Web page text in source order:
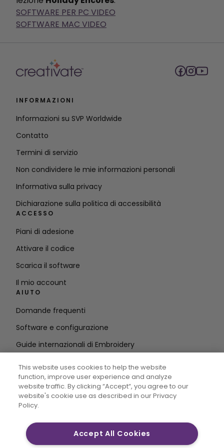
SOFTWARE PER PC VIDEO
SOFTWARE MAC VIDEO
INFORMAZIONI
Informazioni su SVP Worldwide
Contatto
Termini di servizio
Non condividere le mie informazioni personali
Informativa sulla privacy
Dichiarazione sulla politica di accessibilità
ACCESSO
Piani di adesione
Attivare il codice
Scarica il software
Il mio account
AIUTO
Domande frequenti
Software e configurazione
Guide internazionali di Embroidery
RIMANETE IN CONTATTO
Inserire
l'indirizzo e-mail
This website uses cookies to help the website
function, improve user experience and analyze
website traffic. By clicking “Accept“, you agree to our
website's cookie use as described in our Privacy
Policy.
Accept All Cookies